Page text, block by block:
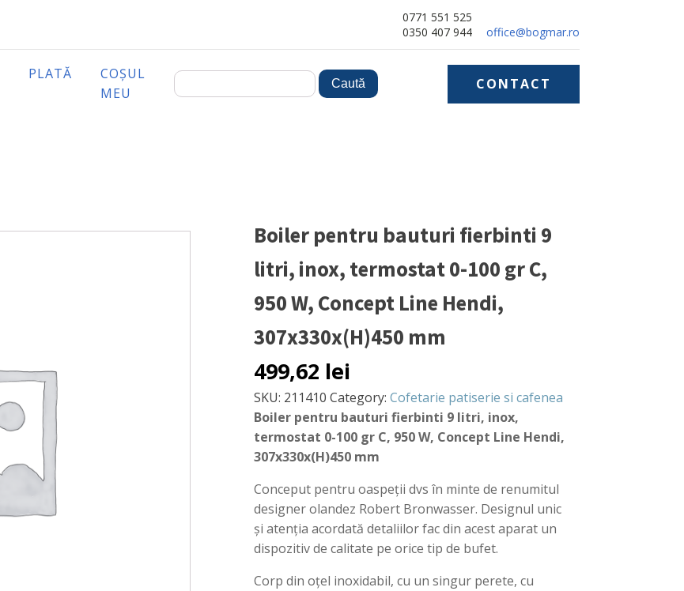
0771 551 525
0350 407 944
office@bogmar.ro
PLATĂ
COȘUL
MEU
CONTACT
Boiler pentru bauturi fierbinti 9
litri, inox, termostat 0-100 gr C,
950 W, Concept Line Hendi,
307x330x(H)450 mm
499,62 lei
SKU: 211410 Category: Cofetarie patiserie si cafenea
Boiler pentru bauturi fierbinti 9 litri, inox,
termostat 0-100 gr C, 950 W, Concept Line Hendi,
307x330x(H)450 mm
Conceput pentru oaspeții dvs în minte de renumitul
designer olandez Robert Bronwasser. Designul unic
și atenția acordată detaliilor fac din acest aparat un
dispozitiv de calitate pe orice tip de bufet.
Corp din oțel inoxidabil, cu un singur perete, cu